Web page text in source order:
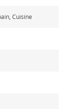
Cuisine